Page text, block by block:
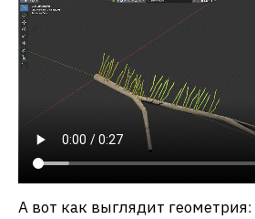
А вот как выглядит геометрия: